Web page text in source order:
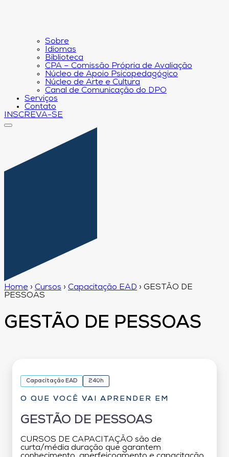
Sobre
Idiomas
Biblioteca
CPA – Comissão Própria de Avaliação
Núcleo de Apoio Psicopedagógico
Núcleo de Arte e Cultura
Canal de Comunicação do DPO
Serviços
Contato
INSCREVA-SE
Home › Cursos › Capacitação EAD › GESTÃO DE
PESSOAS
GESTÃO DE PESSOAS
Capacitação EAD 240h
O QUE VOCÊ VAI APRENDER EM
GESTÃO DE PESSOAS
CURSOS DE CAPACITAÇÃO são de
curta/média duração que garantem